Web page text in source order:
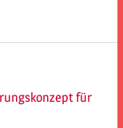
für